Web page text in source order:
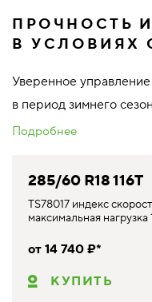
ПРОЧНОСТЬ
В УСЛОВИЯХ
Уверенное
в период зимнего
Подробнее
285/60 R18 116T
TS78017 индекс
максимальная нагрузка
от 14 740 ₽*
КУПИТЬ